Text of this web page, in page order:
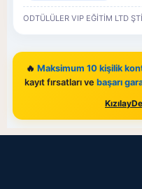
ODTÜLÜLER VIP EĞİTİM LTD ŞTİ
🔥 Maksimum 10 kişilik
kayıt fırsatları ve başarı
Kızılay